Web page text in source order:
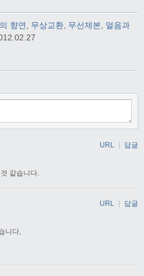
향연 무상교환 무선제본
얼음과
같습니다.
URL | 답글
니다,
URL 답글